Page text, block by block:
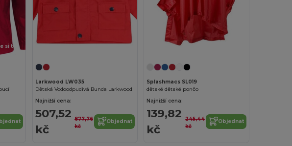
si to!
Larkwood LW035
Dětská Vodoodpudivá Bunda Larkwood
Najnižší cena:
507,52
kč
877,76
kč
Objednat
Splashmacs SL019
dětské dětské pončo
Najnižší cena:
139,82
kč
245,44
kč
Objednat